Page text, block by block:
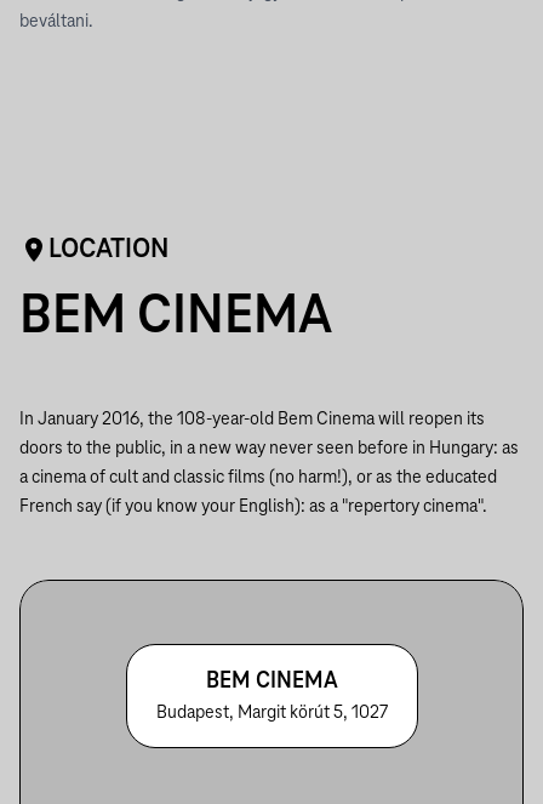
beváltani.
LOCATION
BEM CINEMA
In January 2016, the 108-year-old Bem Cinema will reopen its
doors to the public, in a new way never seen before in Hungary: as
a cinema of cult and classic films (no harm!), or as the educated
French say (if you know your English): as a "repertory cinema".
BEM CINEMA
Budapest, Margit körút 5, 1027